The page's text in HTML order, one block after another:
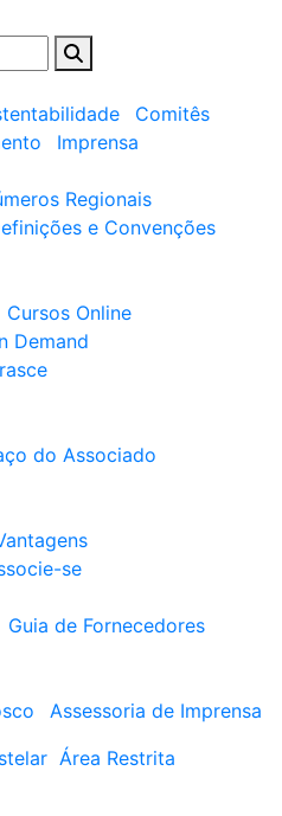
Comitês
Imprensa
Regionais
e Convenções
Cursos Online
Demand
do Associado
se
Guia de Fornecedores
Assessoria de Imprensa
Área Restrita